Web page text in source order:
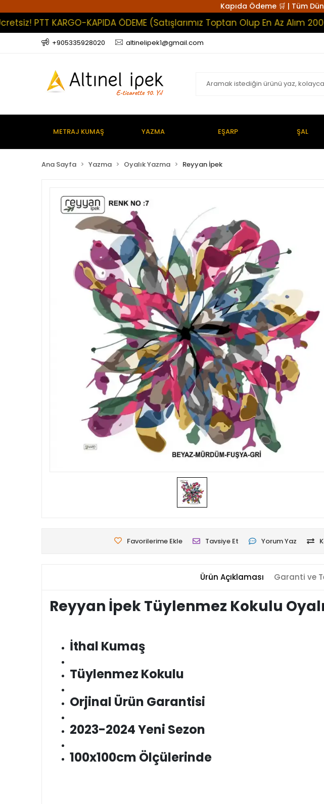
Kapıda Ödeme 🛒 | Tüm
KARGO-KAPIDA ÖDEME (Satışlarımız Toptan Olup En Az Alım 200 TL)
+905335928020 altinelipek1@gmail.com
METRAJ KUMAŞ YAZMA EŞARP ŞAL
Ana Sayfa Yazma Oyalık Yazma Reyyan İpek
Favorilerime Ekle Tavsiye Et Yorum Yaz
Ürün Açıklaması Garanti ve
Reyyan İpek Tüylenmez Kokulu
İthal Kumaş
Tüylenmez Kokulu
Orjinal Ürün Garantisi
2023-2024 Yeni Sezon
100x100cm Ölçülerinde